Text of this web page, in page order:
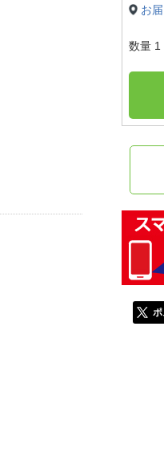
お
数量 1
ポ